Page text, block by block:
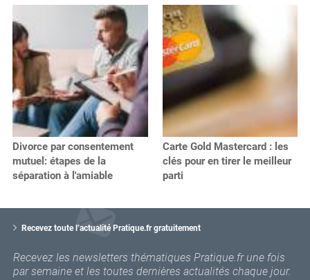
Divorce par consentement
mutuel: étapes de la
séparation à l'amiable
Carte Gold Mastercard : les
clés pour en tirer le meilleur
parti
Recevez toute l’actualité Pratique.fr gratuitement
Recevez les newsletters thématiques Pratique.fr une fois
par semaine et les toutes dernières actualités chaque jour.
o
r
e
e